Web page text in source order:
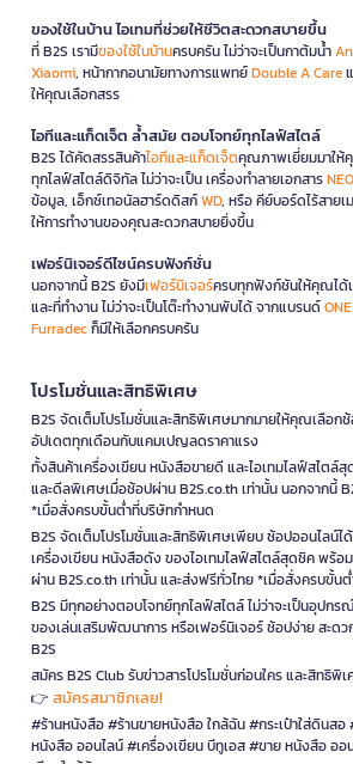
ของใช้ในบ้าน ไอเทมที่ช่วยให้ชีวิตสะดวกสบายขึ้น
ที่ B2S เรามีของใช้ในบ้านครบครัน ไม่ว่าจะเป็นกาต้มน้ำ
Xiaomi, หน้ากากอนามัยทางการแพทย์Double A Care
ให้คุณเลือกสรร
ไอทีและแก็ดเจ็ต ล้ำสมัย ตอบโจทย์ทุกไลฟ์สไตล์
B2S ได้คัดสรรสินค้าไอทีและแก็ดเจ็ตคุณภาพเยี่ยมมาให้
ทุกไลฟ์สไตล์ดิจิทัล ไม่ว่าจะเป็น เครื่องทำลายเอกสารNEO
ข้อมูล, เอ็กซ์เทอนัลฮาร์ดดิสก์WD, หรือ คีย์บอร์ดไร้สายเ
ให้การทำงานของคุณสะดวกสบายยิ่งขึ้น
เฟอร์นิเจอร์ดีไซน์ครบฟังก์ชั่น
นอกจากนี้ B2S ยังมีเฟอร์นิเจอร์ครบทุกฟังก์ชันให้คุณได้
และที่ทำงาน ไม่ว่าจะเป็นโต๊ะทำงานพับได้ จากแบรนด์ONE
Furradecก็มีให้เลือกครบครัน
โปรโมชั่นและสิทธิพิเศษ
B2S จัดเต็มโปรโมชั่นและสิทธิพิเศษมากมายให้คุณเลือก
อัปเดตทุกเดือนกับแคมเปญลดราคาแรง
ทั้งสินค้าเครื่องเขียน หนังสือขายดี และไอเทมไลฟ์สไต
และดีลพิเศษเมื่อช้อปผ่าน B2S.co.th เท่านั้น นอกจากนี้
*เมื่อสั่งครบขั้นต่ำที่บริษัทกำหนด
B2S จัดเต็มโปรโมชั่นและสิทธิพิเศษเพียบ ช้อปออนไลน์
เครื่องเขียน หนังสือดัง ของไอเทมไลฟ์สไตล์สุดชิค พร้
ผ่าน B2S.co.th เท่านั้น และส่งฟรีทั่วไทย *เมื่อสั่งครบขั้น
B2S มีทุกอย่างตอบโจทย์ทุกไลฟ์สไตล์ ไม่ว่าจะเป็นอุปกร
ของเล่นเสริมพัฒนาการ หรือเฟอร์นิเจอร์ ช้อปง่าย สะด
B2S
สมัคร B2S Club รับข่าวสารโปรโมชั่นก่อนใคร และสิทธิพิ
👉 สมัครสมาชิกเลย!
#ร้านหนังสือ #ร้านขายหนังสือ ใกล้ฉัน #กระเป๋าใส่ดินส
หนังสือ ออนไลน์ #เครื่องเขียน บีทูเอส #ขาย หนังสือ ออ